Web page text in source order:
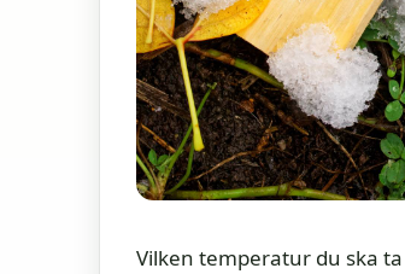
Vilken temperatur du ska